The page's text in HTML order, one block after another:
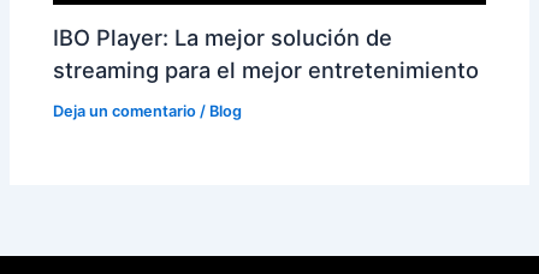
IBO Player: La mejor solución de
streaming para el mejor entretenimiento
Deja un comentario / Blog